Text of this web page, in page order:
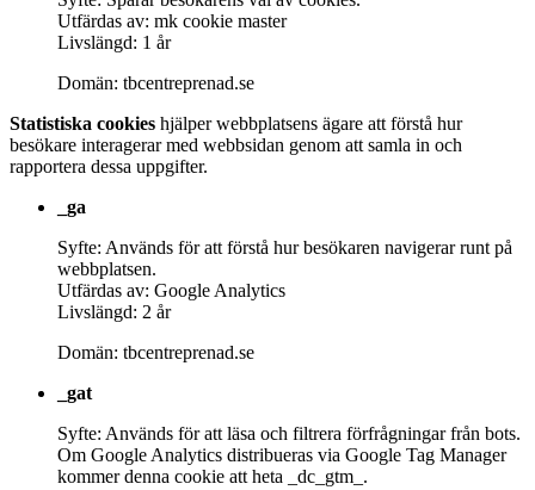
Utfärdas av: mk cookie master
Livslängd: 1 år
Domän: tbcentreprenad.se
Statistiska cookies hjälper webbplatsens ägare att förstå hur
besökare interagerar med webbsidan genom att samla in och
rapportera dessa uppgifter.
_ga
Syfte: Används för att förstå hur besökaren navigerar runt på
webbplatsen.
Utfärdas av: Google Analytics
Livslängd: 2 år
Domän: tbcentreprenad.se
_gat
Syfte: Används för att läsa och filtrera förfrågningar från bots.
Om Google Analytics distribueras via Google Tag Manager
kommer denna cookie att heta _dc_gtm_.